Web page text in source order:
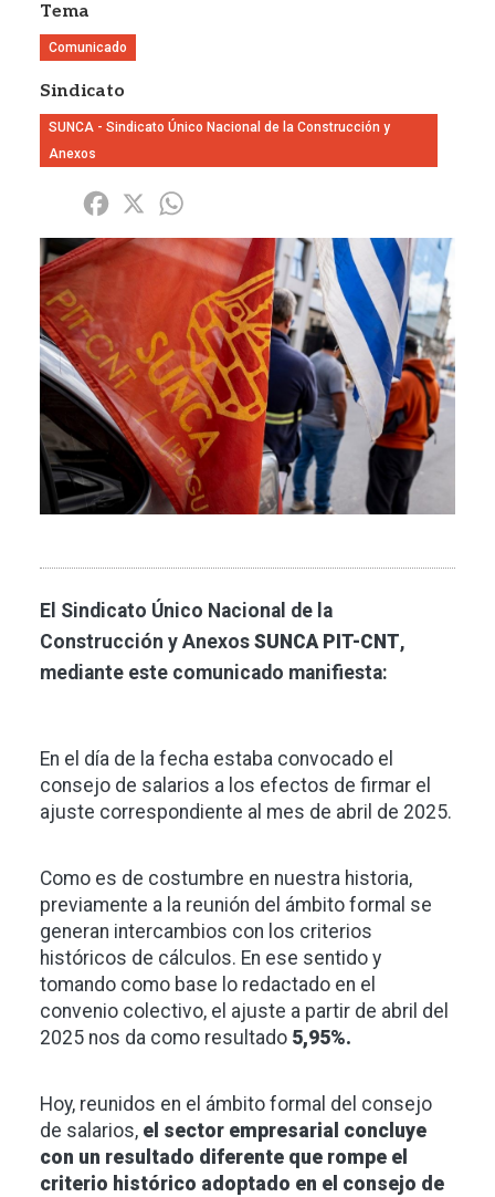
Tema
Comunicado
Sindicato
SUNCA - Sindicato Único Nacional de la Construcción y
Anexos
Share Facebook
X
Imagen
El Sindicato Único Nacional de la
Construcción y Anexos SUNCA PIT-CNT,
mediante este comunicado manifiesta:
En el día de la fecha estaba convocado el
consejo de salarios a los efectos de firmar el
ajuste correspondiente al mes de abril de 2025.
Como es de costumbre en nuestra historia,
previamente a la reunión del ámbito formal se
generan intercambios con los criterios
históricos de cálculos. En ese sentido y
tomando como base lo redactado en el
convenio colectivo, el ajuste a partir de abril del
2025 nos da como resultado 5,95%.
Hoy, reunidos en el ámbito formal del consejo
de salarios, el sector empresarial concluye
con un resultado diferente que rompe el
criterio histórico adoptado en el consejo de